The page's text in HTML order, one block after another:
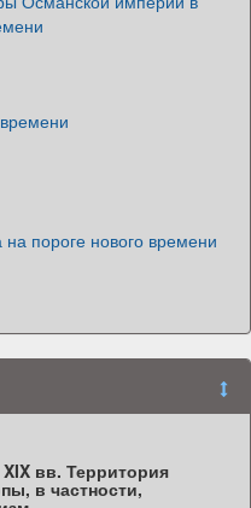
на пороге нового времени
вв. Территория
в частности,